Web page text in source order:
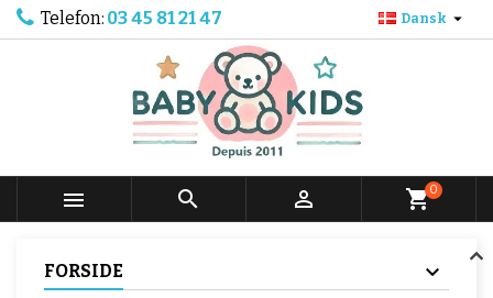
Telefon: 03 45 81 21 47 Dansk 
   shopping_cart0
FORSIDE